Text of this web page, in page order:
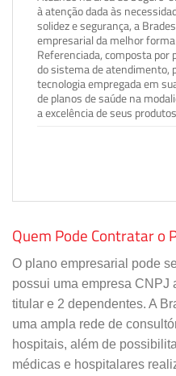
à atenção dada às
solidez e segurança, a
empresarial da melhor
Referenciada, composta
do sistema de atendimento,
tecnologia empregada em
de planos de saúde na
a excelência de seus
Quem Pode Contratar o
O plano empresarial pode
possui uma empresa CNPJ
titular e 2 dependentes. A
uma ampla rede de
hospitais, além de
médicas e hospitalares